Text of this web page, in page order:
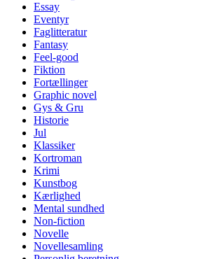
Essay
Eventyr
Faglitteratur
Fantasy
Feel-good
Fiktion
Fortællinger
Graphic novel
Gys & Gru
Historie
Jul
Klassiker
Kortroman
Krimi
Kunstbog
Kærlighed
Mental sundhed
Non-fiction
Novelle
Novellesamling